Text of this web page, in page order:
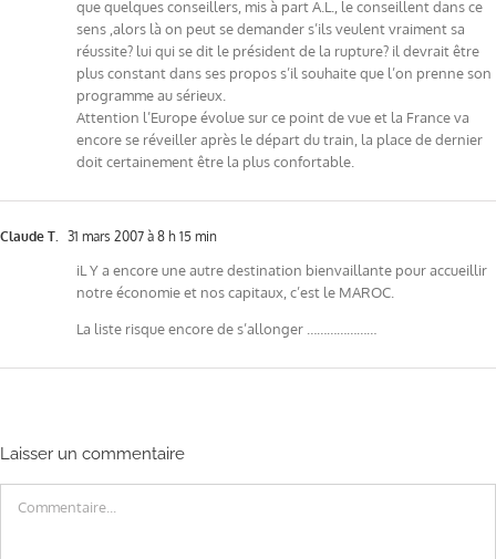
que quelques conseillers, mis à part A.L., le conseillent dans ce
sens ,alors là on peut se demander s’ils veulent vraiment sa
réussite? lui qui se dit le président de la rupture? il devrait être
plus constant dans ses propos s’il souhaite que l’on prenne son
programme au sérieux.
Attention l’Europe évolue sur ce point de vue et la France va
encore se réveiller après le départ du train, la place de dernier
doit certainement être la plus confortable.
Claude T. 31 mars 2007 à 8 h 15 min
iL Y a encore une autre destination bienvaillante pour accueillir
notre économie et nos capitaux, c’est le MAROC.
La liste risque encore de s’allonger …………………
Laisser un commentaire